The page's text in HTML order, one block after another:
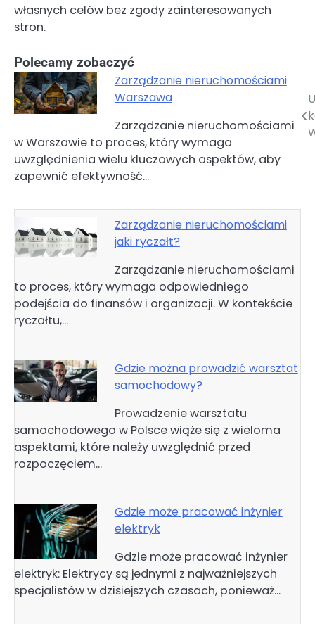
własnych celów bez zgody zainteresowanych
stron.
Polecamy zobaczyć
Zarządzanie nieruchomościami
Warszawa
Zarządzanie nieruchomościami
w Warszawie to proces, który wymaga
uwzględnienia wielu kluczowych aspektów, aby
zapewnić efektywność…
Zarządzanie nieruchomościami
jaki ryczałt?
Zarządzanie nieruchomościami
to proces, który wymaga odpowiedniego
podejścia do finansów i organizacji. W kontekście
ryczałtu,…
Gdzie można prowadzić warsztat
samochodowy?
Prowadzenie warsztatu
samochodowego w Polsce wiąże się z wieloma
aspektami, które należy uwzględnić przed
rozpoczęciem…
Gdzie może pracować inżynier
elektryk
Gdzie może pracować inżynier
elektryk: Elektrycy są jednymi z najważniejszych
specjalistów w dzisiejszych czasach, ponieważ…
Nawigacja